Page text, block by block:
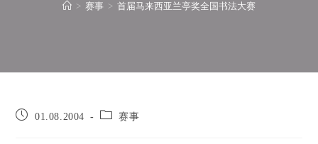
> 赛事 > 首届马来西亚兰亭奖全国书法大赛
01.08.2004 赛事